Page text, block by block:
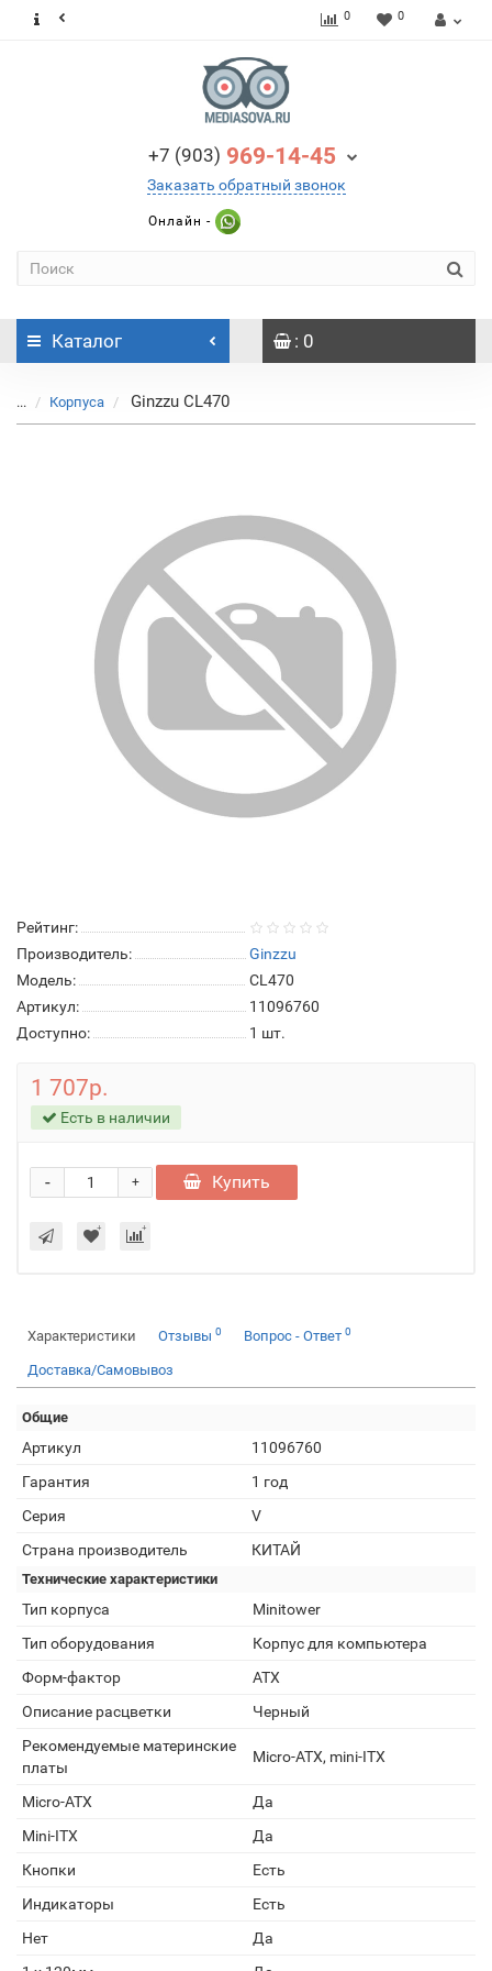
0 0
+7 (903) 969-14-45
Заказать обратный звонок
Онлайн -
Каталог : 0
... Корпуса Ginzzu CL470
Рейтинг:
Производитель:
Ginzzu
Модель:
CL470
Артикул:
11096760
Доступно:
1 шт.
1 707р.
Есть в наличии
+
- Купить
Характеристики Отзывы 0 Вопрос - Ответ 0
Доставка/Самовывоз
Общие
Артикул
11096760
Гарантия
1 год
Серия
V
Страна производитель
КИТАЙ
Технические характеристики
Тип корпуса
Minitower
Тип оборудования
Корпус для компьютера
Форм-фактор
ATX
Описание расцветки
Черный
Рекомендуемые материнские
платы
Micro-ATX, mini-ITX
Micro-ATX
Да
Mini-ITX
Да
Кнопки
Есть
Индикаторы
Есть
Нет
Да